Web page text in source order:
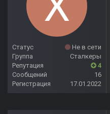
Статус
Не в сети
Группа
Сталкеры
Репутация
4
Сообщений
16
Регистрация
17.01.2022